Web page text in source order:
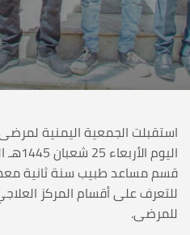
استقبلت الجمعية اليمنية لمرضى
قسم مساعد طبيب سنة ثانية
للتعرف على أقسام المركز
للمرضى.